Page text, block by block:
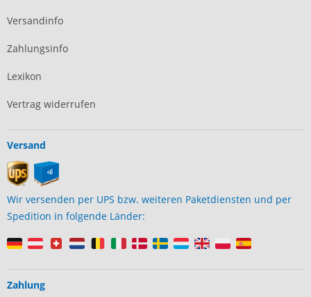
Versandinfo
Zahlungsinfo
Lexikon
Vertrag widerrufen
Versand
Wir versenden per UPS bzw. weiteren Paketdiensten und per
Spedition in folgende Länder:
Zahlung